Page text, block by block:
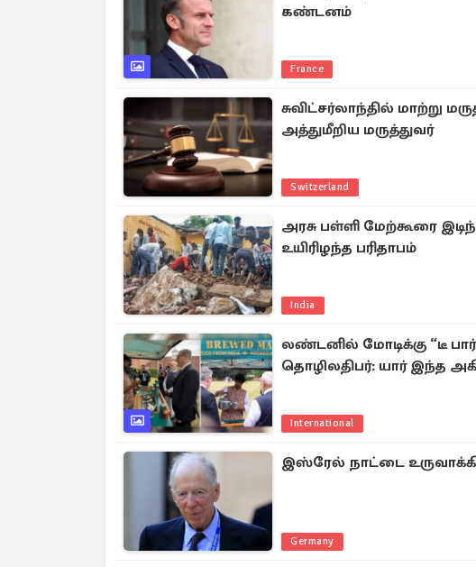
கண்டனம்
France
சுவிட்சர்லாந்தில் மாற்று
அத்துமீறிய மருத்துவர்
Switzerland
அரசு பள்ளி மேற்கூரை
உயிரிழந்த பரிதாபம்
India
லண்டனில் மோடிக்கு “டீ
தொழிலதிபர்: யார் இந்த
International
இஸ்ரேல் நாட்டை
Germany